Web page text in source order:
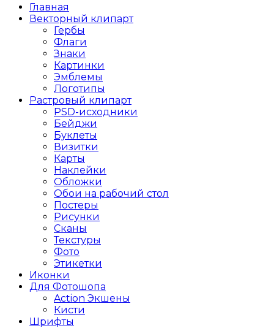
Главная
Векторный клипарт
Гербы
Флаги
Знаки
Картинки
Эмблемы
Логотипы
Растровый клипарт
PSD-исходники
Бейджи
Буклеты
Визитки
Карты
Наклейки
Обложки
Обои на рабочий стол
Постеры
Рисунки
Сканы
Текстуры
Фото
Этикетки
Иконки
Для Фотошопа
Action Экшены
Кисти
Шрифты